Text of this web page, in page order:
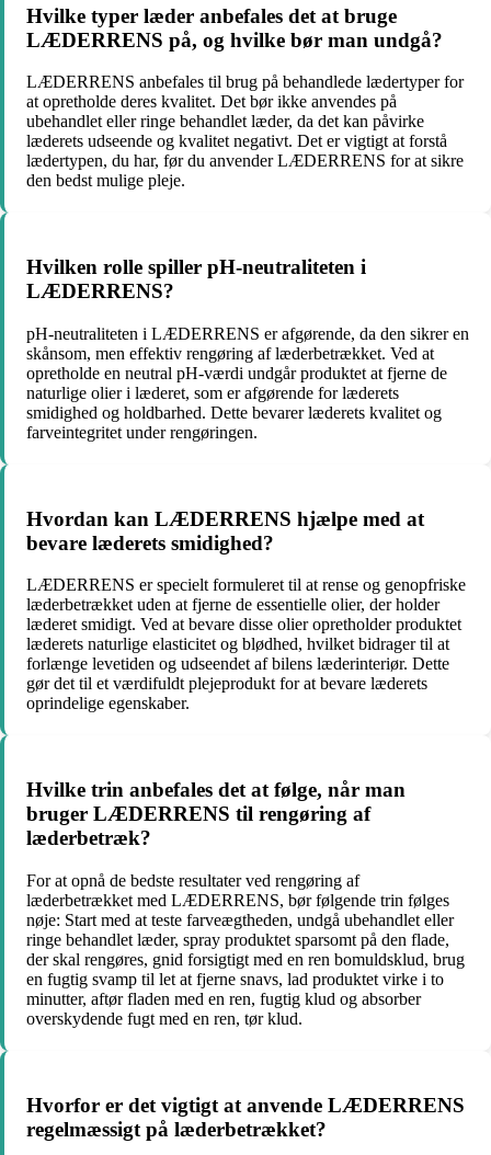
Hvilke typer læder anbefales det at bruge
LÆDERRENS på, og hvilke bør man undgå?
LÆDERRENS anbefales til brug på behandlede lædertyper for
at opretholde deres kvalitet. Det bør ikke anvendes på
ubehandlet eller ringe behandlet læder, da det kan påvirke
læderets udseende og kvalitet negativt. Det er vigtigt at forstå
lædertypen, du har, før du anvender LÆDERRENS for at sikre
den bedst mulige pleje.
Hvilken rolle spiller pH-neutraliteten i
LÆDERRENS?
pH-neutraliteten i LÆDERRENS er afgørende, da den sikrer en
skånsom, men effektiv rengøring af læderbetrækket. Ved at
opretholde en neutral pH-værdi undgår produktet at fjerne de
naturlige olier i læderet, som er afgørende for læderets
smidighed og holdbarhed. Dette bevarer læderets kvalitet og
farveintegritet under rengøringen.
Hvordan kan LÆDERRENS hjælpe med at
bevare læderets smidighed?
LÆDERRENS er specielt formuleret til at rense og genopfriske
læderbetrækket uden at fjerne de essentielle olier, der holder
læderet smidigt. Ved at bevare disse olier opretholder produktet
læderets naturlige elasticitet og blødhed, hvilket bidrager til at
forlænge levetiden og udseendet af bilens læderinteriør. Dette
gør det til et værdifuldt plejeprodukt for at bevare læderets
oprindelige egenskaber.
Hvilke trin anbefales det at følge, når man
bruger LÆDERRENS til rengøring af
læderbetræk?
For at opnå de bedste resultater ved rengøring af
læderbetrækket med LÆDERRENS, bør følgende trin følges
nøje: Start med at teste farveægtheden, undgå ubehandlet eller
ringe behandlet læder, spray produktet sparsomt på den flade,
der skal rengøres, gnid forsigtigt med en ren bomuldsklud, brug
en fugtig svamp til let at fjerne snavs, lad produktet virke i to
minutter, aftør fladen med en ren, fugtig klud og absorber
overskydende fugt med en ren, tør klud.
Hvorfor er det vigtigt at anvende LÆDERRENS
regelmæssigt på læderbetrækket?